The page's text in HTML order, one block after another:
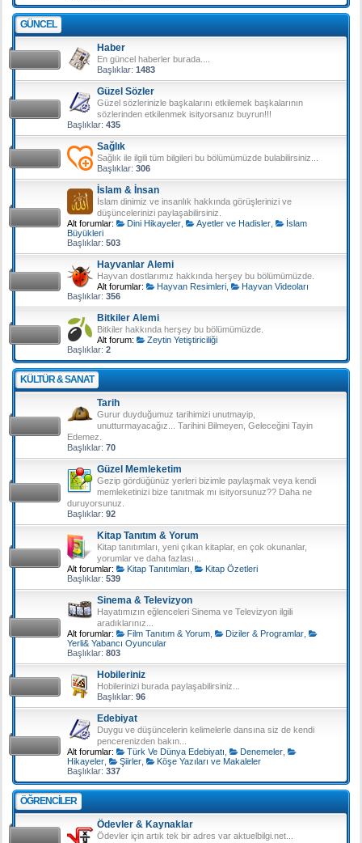
GÜNCEL
Haber
En güncel haberler burada....
Başlıklar: 1483
Güzel Sözler
Güzel sözlerinizle başkalarını etkilemek başkalarının
sözlerinden etkilenmek isityorsanız buyrun!!!
Başlıklar: 435
Sağlık
Sağlık ile ilgili tüm bilgileri bu bölümümüzde bulabilirsiniz...
Başlıklar: 306
İslam & İnsan
İslam dinimiz ve insanlık hakkında görüşlerinizi ve
düşüncelerinizi paylaşabilirsiniz.
Alt forumlar:
Dini Hikayeler, Ayetler ve Hadisler,
İslam
Büyükleri
Başlıklar: 503
Hayvanlar Alemi
Hayvan dostlarımız hakkında herşey bu bölümümüzde.
Alt forumlar:
Hayvan Resimleri,
Hayvan Videoları
Başlıklar: 356
Bitkiler Alemi
Bitkiler hakkında herşey bu bölümümüzde.
Alt forum:
Zeytin Yetiştiriciliği
Başlıklar: 2
KÜLTÜR & SANAT
Tarih
Gurur duyduğumuz tarihimizi unutmayip,
unutturmayacağız... Tarihini Bilmeyen, Geleceğini Tayin
Edemez.
Başlıklar: 70
Güzel Memleketim
Gezip gördüğünüz yerleri bizimle paylaşmak veya kendi
memleketinizi bize tanıtmak mı isityorsunuz?? Daha ne
duruyorsunuz.
Başlıklar: 92
Kitap Tanıtım & Yorum
Kitap tanıtımları, yeni çıkan kitaplar, en çok okunanlar,
yorumlar ve daha fazlası...
Alt forumlar:
Kitap Tanıtımları
Kitap Özetleri
Başlıklar: 539
Sinema & Televizyon
Hayatımızın eğlenceleri Sinema ve Televizyon ilgili
aradıklarınız...
Alt forumlar:
Film Tanıtım & Yorum, Diziler & Programlar,
Yerli& Yabancı Oyuncular
Başlıklar: 803
Hobileriniz
Hobilerinizi burada paylaşabilirsiniz...
Başlıklar: 96
Edebiyat
Duygu ve düşüncelerin kelimelerle dansına siz de kendi
pencerenizden bakın...
Alt forumlar:
Türk Ve Dünya Edebiyatı Denemeler,
Hikayeler
Şiirler,
Köşe Yazıları ve Makaleler
Başlıklar: 337
ÖĞRENCILER
Ödevler & Kaynaklar
Ödevler için artık tek bir adres var aktuelbilgi.net...